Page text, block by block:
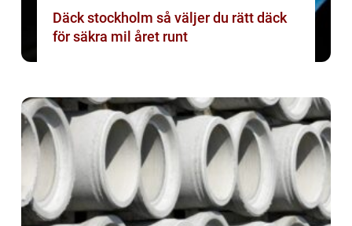
Däck stockholm så väljer du rätt däck
för säkra mil året runt